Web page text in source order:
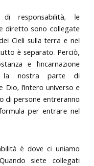
responsabilità, le
diretto sono collegate
Cieli sulla terra e nel
è separato. Perciò,
e l’incarnazione
la nostra parte di
l’intero universo e
di persone entreranno
per entrare nel
è dove ci uniamo
siete collegati